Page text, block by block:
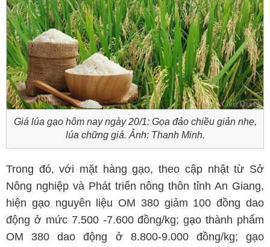
Giá lúa gạo hôm nay ngày 20/1: Gọa đảo chiều giản nhẹ,
lúa chững giá. Ảnh: Thanh Minh.
Trong đó, với mặt hàng gạo, theo cập nhật từ Sở
Nông nghiệp và Phát triển nông thôn tỉnh An Giang,
hiện gạo nguyên liệu OM 380 giảm 100 đồng dao
động ở mức 7.500 -7.600 đồng/kg; gạo thành phẩm
OM 380 dao động ở 8.800-9.000 đồng/kg; gạo